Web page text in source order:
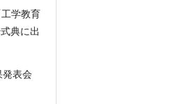
学教育
典に出
発表会